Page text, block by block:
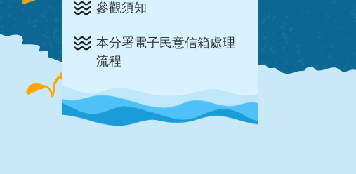
參觀須知
本分署電子民意信箱處理
流程